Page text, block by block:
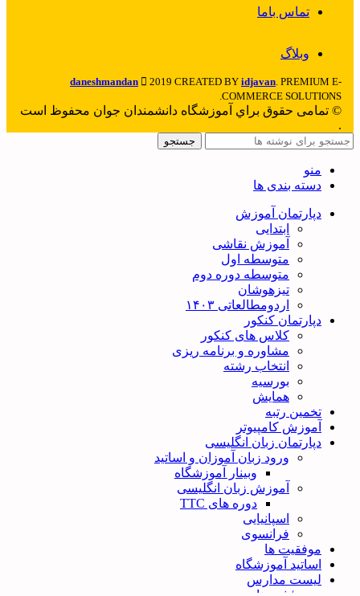
تماس باما
وبلاگ
daneshmandan 2019 CREATED BY idjavan. PREMIUM E-
COMMERCE SOLUTIONS.
© تمامی حقوق براي آموزشگاه دانشمندان جوان محفوظ است
.
جستجو
منو
دسته بندی ها
دپارتمان آموزش
ابتدایی
آموزش نقاشی
متوسطه اول
متوسطه دوره دوم
تیزهوشان
اردومطالعاتی ۱۴۰۳
دپارتمان کنکور
کلاس های کنکور
مشاوره و برنامه ریزی
انتخاب رشته
بورسیه
همایش
تخمین رتبه
آموزش کامپیوتر
دپارتمان زبان انگلیسی
ورود زبان آموزان و اساتید
وبینار آموزشگاه
آموزش زبان انگلیسی
دوره های TTC
اسپانیایی
فرانسوی
موفقیت ها
اساتید آموزشگاه
لیست مدارس